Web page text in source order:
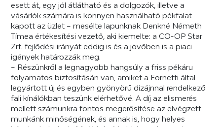
esett át, egy jól átlátható és a dolgozók, illetve a
vásárlók számára is könnyen használható pékfalat
kapott az üzlet – mesélte lapunknak Denkné Németh
Tímea értékesítési vezető, aki kiemelte: a CO-OP Star
Zrt. fejlődési irányát eddig is és a jövőben is a piaci
igények határozzák meg.
– Részünkről a legnagyobb hangsúly a friss pékáru
folyamatos biztosításán van, amiket a Fornetti által
legyártott új és egyben gyönyörű dizájnnal rendelkező
fali kínálókban teszünk elérhetővé. A díj az elismerés
mellett számunkra fontos megerősítése az elvégzett
munkánk minőségének, és annak is, hogy helyes